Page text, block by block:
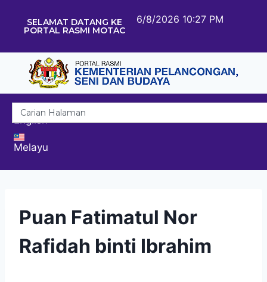
SELAMAT DATANG KE
PORTAL RASMI MOTAC
6/8/2026 10:27 PM
English
Melayu
Puan Fatimatul Nor
Rafidah binti Ibrahim